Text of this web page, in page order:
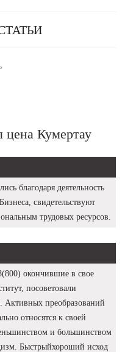
Кумертау
благодаря деятельность
свидетельствуют
трудовых ресурсов.
окончившие в свое
посоветовали
Активных преобразований
относятся к своей
и большинством
Быстрыйхороший исход